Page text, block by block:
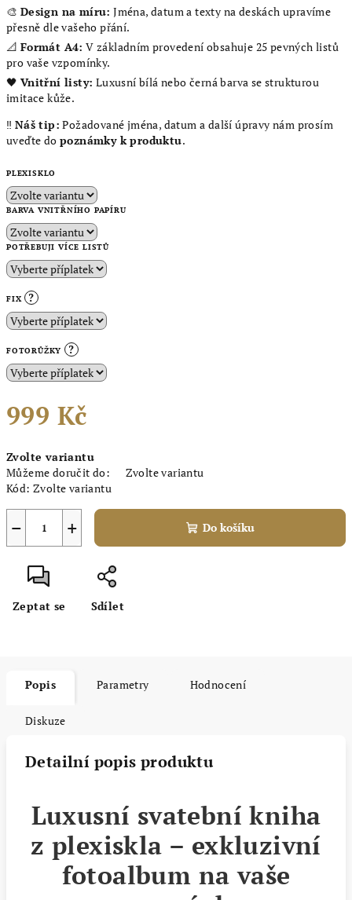
🎨 Design na míru: Jména, datum a texty na deskách upravíme
přesně dle vašeho přání.
📐 Formát A4: V základním provedení obsahuje 25 pevných listů
pro vaše vzpomínky.
🖤 Vnitřní listy: Luxusní bílá nebo černá barva se strukturou
imitace kůže.
‼️ Náš tip: Požadované jména, datum a další úpravy nám prosím
uveďte dopoznámky k produktu.
PLEXISKLO
BARVA VNITŘNÍHO PAPÍRU
POTŘEBUJI VÍCE LISTŮ
FIX ?
FOTORŮŽKY ?
999 Kč
cena:
Zvolte variantu
Můžeme doručit do:
Zvolte variantu
Kód: Zvolte variantu
+
− Do košíku
Zeptat se Sdílet
Popis Parametry Hodnocení
Diskuze
Detailní popis produktu
Luxusní svatební kniha
z plexiskla – exkluzivní
fotoalbum na vaše